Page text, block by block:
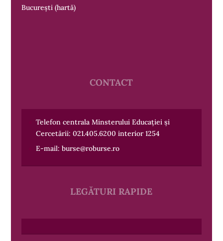
București(hartă)
CONTACT
Telefon centrala Minsterului Educației și
Cercetării: 021.405.6200 interior 1254
E-mail: burse@roburse.ro
LEGĂTURI RAPIDE